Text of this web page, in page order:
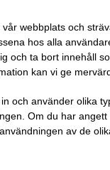
webbplats och
hos alla
och ta bort innehåll
kan vi ge
och använder olika
Om du har
av de